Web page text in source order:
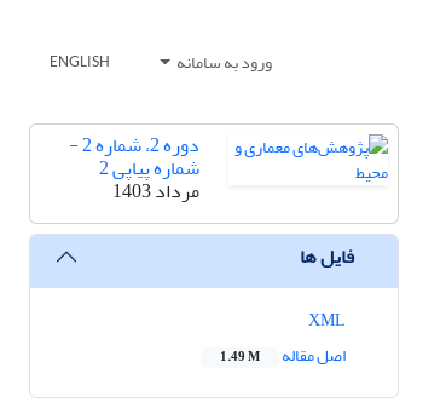
ورود به سامانه ENGLISH
دوره 2، شماره 2 -
شماره پیاپی 2
مرداد 1403
فایل ها
اصل مقاله
1.49 M